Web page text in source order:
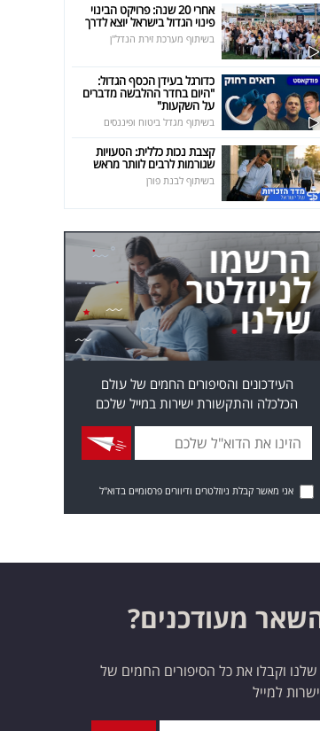
אחרי 20 שנה: פרויקט הבינוי
פינוי הגדול בישראל יוצא לדרך
בשיתוף מערכת זירת הנדל"ן
כדורגל בעידן הכסף הגדול:
"היום בחדר ההלבשה מדברים
על השקעות"
בשיתוף מגדל ביטוח ופיננסים
קצבת נכות כללית: הטעויות
שגורמות לרבים לוותר מראש
בשיתוף לבנת פורן
העידכונים והסיפורים החמים של עולם
הכלכלה והתקשורת ישירות במייל שלכם
אני מאשר קבלת ניוזלטרים ודיוורים פרסומיים בדוא"ל
מעודכנים?
שלנו וקבלו את כל הסיפורים החמים של
למייל